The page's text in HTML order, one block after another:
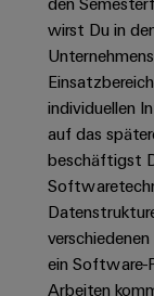
Innovative
für
Geräte
für
bewährte
und
Blitz-
und
PV
Support
Daten
Unsere
IIoT
Offene
und
Aktuelle
wirst Du in
individuellen
auf das
beschäftigst
ein Software-
Arbeiten